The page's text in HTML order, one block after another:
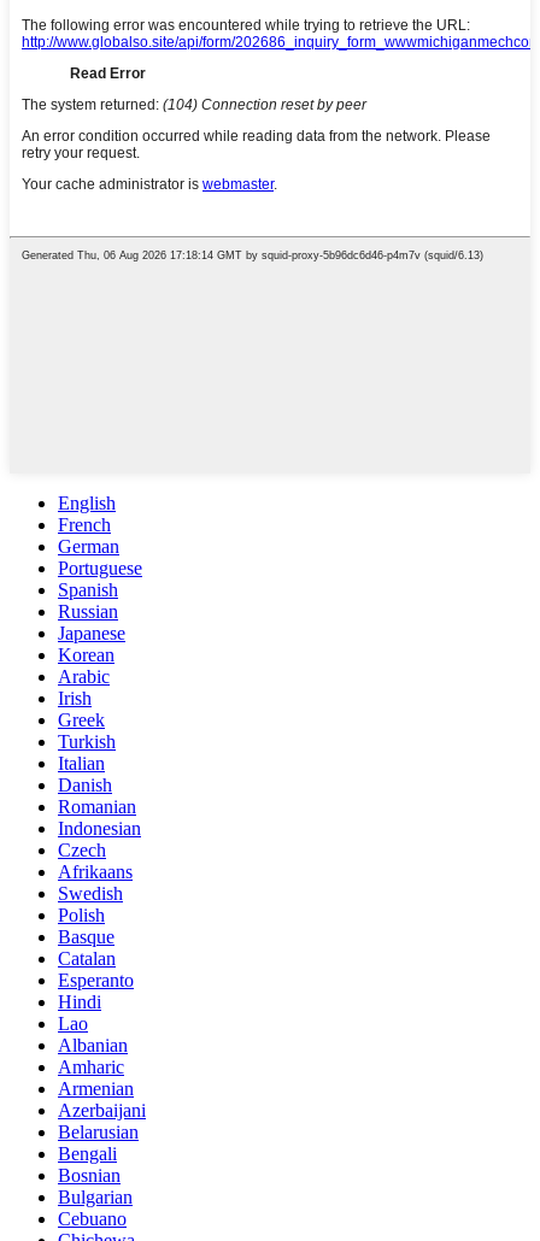
English
French
German
Portuguese
Spanish
Russian
Japanese
Korean
Arabic
Irish
Greek
Turkish
Italian
Danish
Romanian
Indonesian
Czech
Afrikaans
Swedish
Polish
Basque
Catalan
Esperanto
Hindi
Lao
Albanian
Amharic
Armenian
Azerbaijani
Belarusian
Bengali
Bosnian
Bulgarian
Cebuano